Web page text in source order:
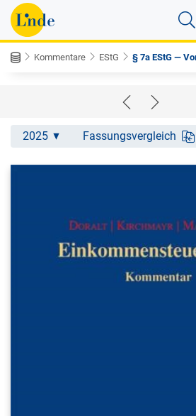
Kommentare EStG § 7a EStG —
2025 Fassungsvergleich